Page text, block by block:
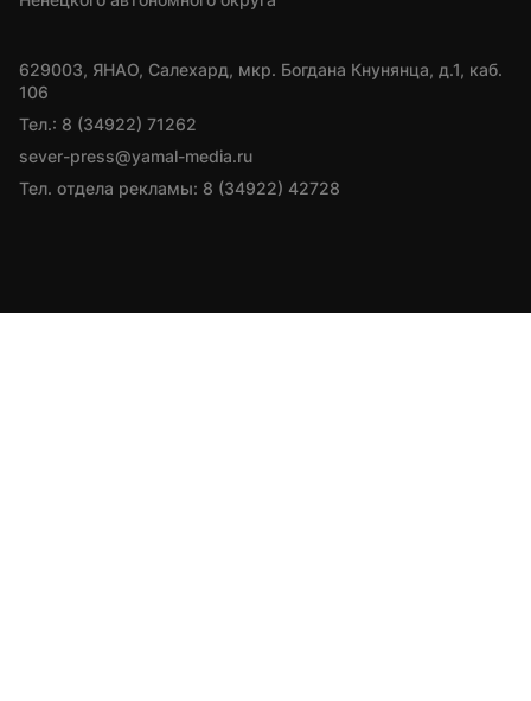
629003, ЯНАО, Салехард, мкр. Богдана Кнунянца, д.1, каб.
106
Тел.: 8 (34922) 71262
sever-press@yamal-media.ru
Тел. отдела рекламы: 8 (34922) 42728